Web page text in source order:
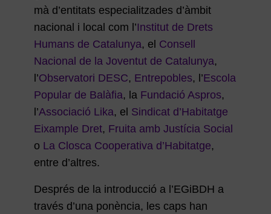
mà d’entitats especialitzades d’àmbit
nacional i local com l’Institut de Drets
Humans de Catalunya, el Consell
Nacional de la Joventut de Catalunya,
l’Observatori DESC, Entrepobles, l’Escola
Popular de Balàfia, la Fundació Aspros,
l’Associació Lika, el Sindicat d’Habitatge
Eixample Dret, Fruita amb Justícia Social
o La Closca Cooperativa d’Habitatge,
entre d’altres.
Després de la introducció a l’EGiBDH a
través d’una ponència, les caps han